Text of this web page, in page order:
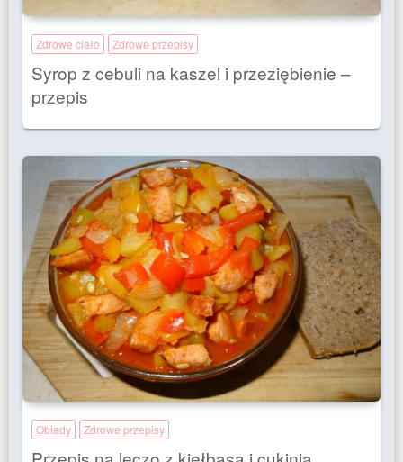
Zdrowe ciało Zdrowe przepisy
Syrop z cebuli na kaszel i przeziębienie –
przepis
Obiady Zdrowe przepisy